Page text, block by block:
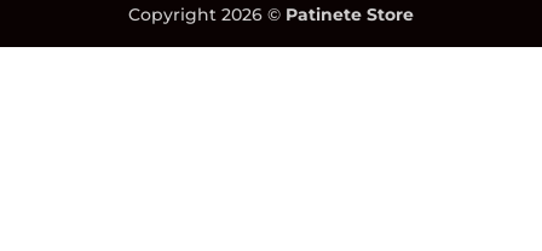
Copyright 2026 © Patinete Store